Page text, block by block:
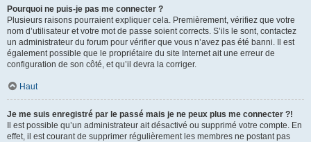
Pourquoi ne puis-je pas me connecter ?
Plusieurs raisons pourraient expliquer cela. Premièrement, vérifiez que votre
nom d’utilisateur et votre mot de passe soient corrects. S’ils le sont, contactez
un administrateur du forum pour vérifier que vous n’avez pas été banni. Il est
également possible que le propriétaire du site Internet ait une erreur de
configuration de son côté, et qu’il devra la corriger.
Haut
Je me suis enregistré par le passé mais je ne peux plus me connecter ?!
Il est possible qu’un administrateur ait désactivé ou supprimé votre compte. En
effet, il est courant de supprimer régulièrement les membres ne postant pas